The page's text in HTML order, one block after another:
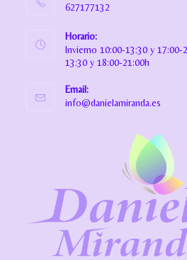
627177132
Horario:
Invierno 10:00-13:30 y 17:00-
13:30 y 18:00-21:00h
Email:
info@danielamiranda.es